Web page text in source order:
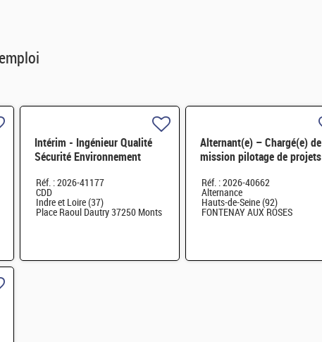
Intérim - Ingénieur Qualité
Sécurité Environnement
Réf. : 2026-41177
CDD
Indre et Loire (37)
Place Raoul Dautry 37250 Monts
Alternant(e) – Chargé(e) de
mission pilotage de projets
H/F
Réf. : 2026-40662
Alternance
Hauts-de-Seine (92)
FONTENAY AUX ROSES